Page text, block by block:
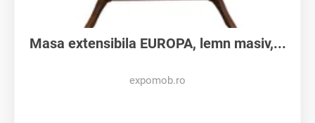
Masa extensibila EUROPA, lemn masiv,...
expomob.ro